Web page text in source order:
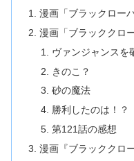
漫画「ブラックロー
漫画「ブラッククロ
ヴァンジャンスを
きのこ？
砂の魔法
勝利したのは！？
第121話の感想
漫画『ブラッククロ